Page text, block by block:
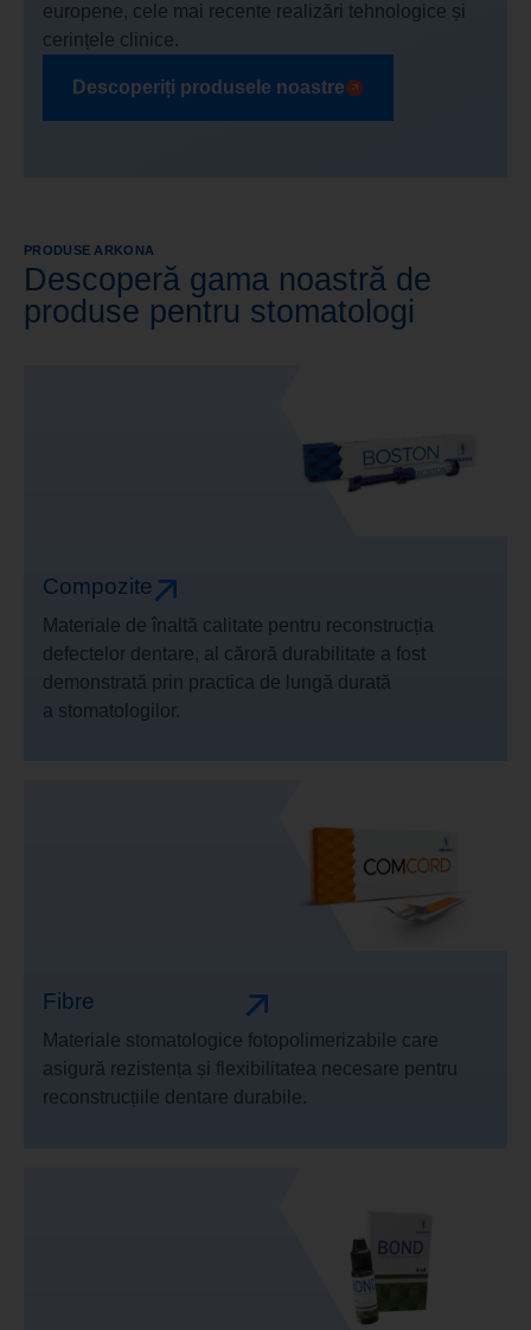
europene, cele mai recente realizări tehnologice și
cerințele clinice.
Descoperiți produsele noastre
PRODUSE ARKONA
Descoperă gama noastră de
produse pentru stomatologi
Compozite
Materiale de înaltă calitate pentru reconstrucția
defectelor dentare, al căroră durabilitate a fost
demonstrată prin practica de lungă durată
a stomatologilor.
Fibre
Materiale stomatologice fotopolimerizabile care
asigură rezistența și flexibilitatea necesare pentru
reconstrucțiile dentare durabile.